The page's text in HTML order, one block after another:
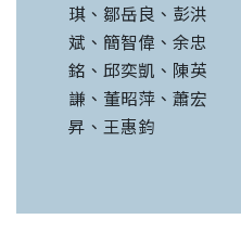
琪、鄒岳良、彭洪
斌、簡智偉、余忠
銘、邱奕凱、陳英
謙、董昭萍、蕭宏
昇、王惠鈞